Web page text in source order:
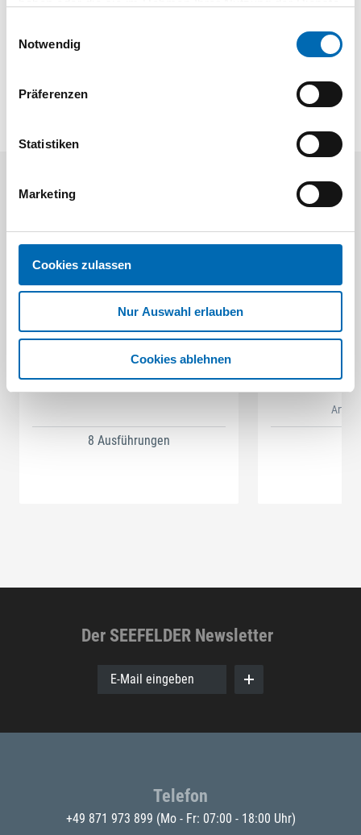
Notwendig
Präferenzen
Statistiken
Marketing
Cookies zulassen
Nur Auswahl erlauben
Cookies ablehnen
Aktuelle Angebote
Festool
SELFCLEAN Filtersack SC FIS-CT
8 Ausführungen
Bit-
Der SEEFELDER Newsletter
E-Mail eingeben
Telefon
+49 871 973 899 (Mo - Fr: 07:00 - 18:00 Uhr)